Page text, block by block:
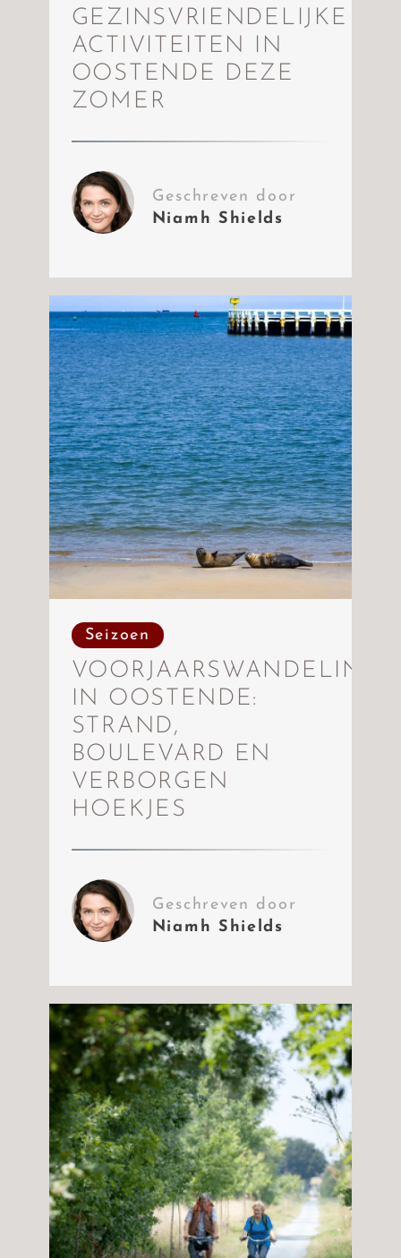
GEZINSVRIENDELIJKE
ACTIVITEITEN IN
OOSTENDE DEZE
ZOMER
Geschreven door
Niamh Shields
Seizoen
IN OOSTENDE:
STRAND,
BOULEVARD EN
VERBORGEN
HOEKJES
Geschreven door
Niamh Shields